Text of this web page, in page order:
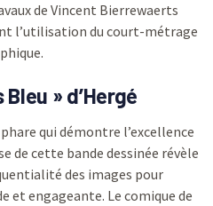
de Vincent Bierrewaerts
l’utilisation du court-métrage
» d’Hergé
qui démontre l’excellence
de cette bande dessinée révèle
des images pour
et engageante. Le comique de